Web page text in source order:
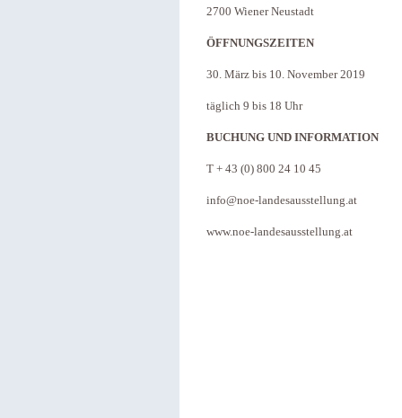
2700 Wiener Neustadt
ÖFFNUNGSZEITEN
30. März bis 10. November 2019
täglich 9 bis 18 Uhr
BUCHUNG UND INFORMATION
T + 43 (0) 800 24 10 45
info@noe-landesausstellung.at
www.noe-landesausstellung.at